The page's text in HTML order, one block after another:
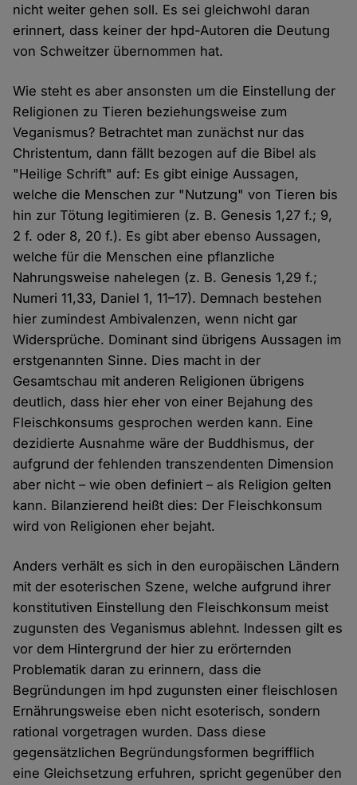
nicht weiter gehen soll. Es sei gleichwohl daran
erinnert, dass keiner der hpd-Autoren die Deutung
von Schweitzer übernommen hat.
Wie steht es aber ansonsten um die Einstellung der
Religionen zu Tieren beziehungsweise zum
Veganismus? Betrachtet man zunächst nur das
Christentum, dann fällt bezogen auf die Bibel als
"Heilige Schrift" auf: Es gibt einige Aussagen,
welche die Menschen zur "Nutzung" von Tieren bis
hin zur Tötung legitimieren (z. B. Genesis 1,27 f.; 9,
2 f. oder 8, 20 f.). Es gibt aber ebenso Aussagen,
welche für die Menschen eine pflanzliche
Nahrungsweise nahelegen (z. B. Genesis 1,29 f.;
Numeri 11,33, Daniel 1, 11–17). Demnach bestehen
hier zumindest Ambivalenzen, wenn nicht gar
Widersprüche. Dominant sind übrigens Aussagen im
erstgenannten Sinne. Dies macht in der
Gesamtschau mit anderen Religionen übrigens
deutlich, dass hier eher von einer Bejahung des
Fleischkonsums gesprochen werden kann. Eine
dezidierte Ausnahme wäre der Buddhismus, der
aufgrund der fehlenden transzendenten Dimension
aber nicht – wie oben definiert – als Religion gelten
kann. Bilanzierend heißt dies: Der Fleischkonsum
wird von Religionen eher bejaht.
Anders verhält es sich in den europäischen Ländern
mit der esoterischen Szene, welche aufgrund ihrer
konstitutiven Einstellung den Fleischkonsum meist
zugunsten des Veganismus ablehnt. Indessen gilt es
vor dem Hintergrund der hier zu erörternden
Problematik daran zu erinnern, dass die
Begründungen im hpd zugunsten einer fleischlosen
Ernährungsweise eben nicht esoterisch, sondern
rational vorgetragen wurden. Dass diese
gegensätzlichen Begründungsformen begrifflich
eine Gleichsetzung erfuhren, spricht gegenüber den